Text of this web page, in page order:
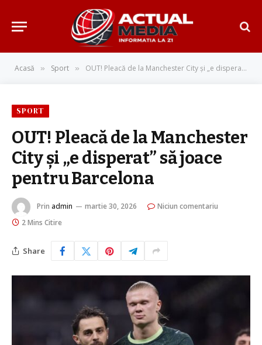
Acasă » Sport » OUT! Pleacă de la Manchester City și „e disperat” să joace pentru Barcelona
SPORT
OUT! Pleacă de la Manchester
City și „e disperat” să joace
pentru Barcelona
Prin admin martie 30, 2026
Niciun comentariu
2 Mins Citire
Share